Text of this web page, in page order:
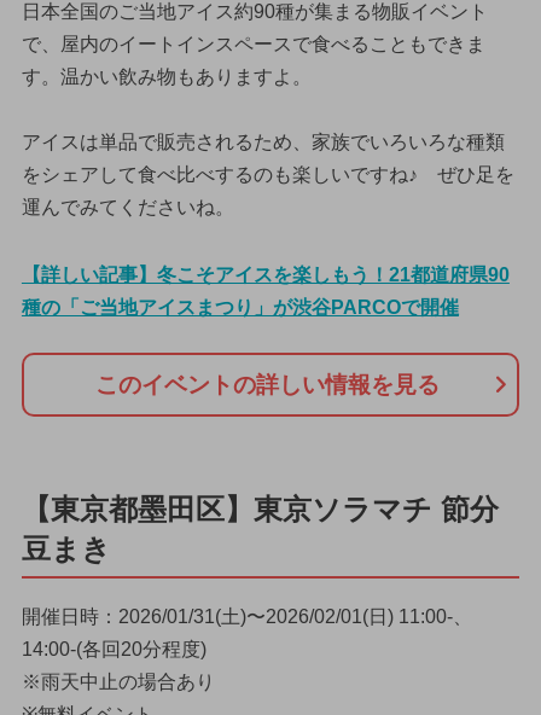
日本全国のご当地アイス約90種が集まる物販イベント
で、屋内のイートインスペースで食べることもできま
す。温かい飲み物もありますよ。
アイスは単品で販売されるため、家族でいろいろな種類
をシェアして食べ比べするのも楽しいですね♪ ぜひ足を
運んでみてくださいね。
【詳しい記事】冬こそアイスを楽しもう！21都道府県90
種の「ご当地アイスまつり」が渋谷PARCOで開催
このイベントの詳しい情報を見る
【東京都墨田区】東京ソラマチ 節分
豆まき
開催日時：2026/01/31(土)〜2026/02/01(日) 11:00-、
14:00-(各回20分程度)
※雨天中止の場合あり